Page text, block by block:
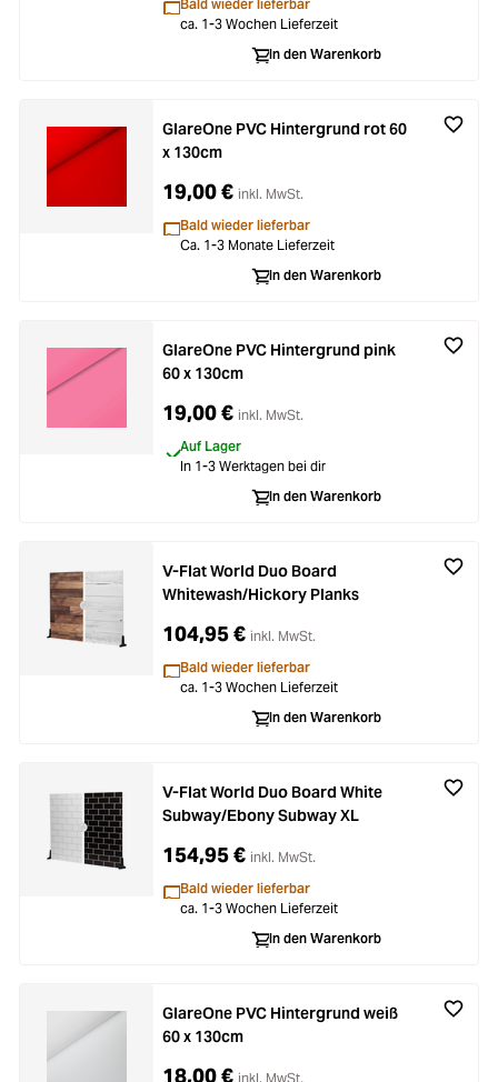
Bald wieder lieferbar
ca. 1-3 Wochen Lieferzeit
In den Warenkorb
GlareOne PVC Hintergrund rot 60
x 130cm
19,00 € inkl. MwSt.
Bald wieder lieferbar
Ca. 1-3 Monate Lieferzeit
In den Warenkorb
GlareOne PVC Hintergrund pink
60 x 130cm
19,00 € inkl. MwSt.
Auf Lager
In 1-3 Werktagen bei dir
In den Warenkorb
V-Flat World Duo Board
Whitewash/Hickory Planks
104,95 € inkl. MwSt.
Bald wieder lieferbar
ca. 1-3 Wochen Lieferzeit
In den Warenkorb
V-Flat World Duo Board White
Subway/Ebony Subway XL
154,95 € inkl. MwSt.
Bald wieder lieferbar
ca. 1-3 Wochen Lieferzeit
In den Warenkorb
GlareOne PVC Hintergrund weiß
60 x 130cm
18,00 € inkl. MwSt.